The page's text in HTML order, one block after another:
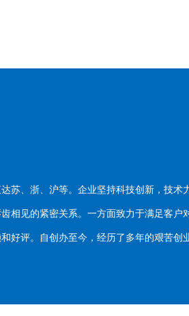
苏、浙、沪等。企业坚持科技创新，技术
见的紧密关系。一方面致力于满足客户
评。自创办至今，经历了多年的艰苦创